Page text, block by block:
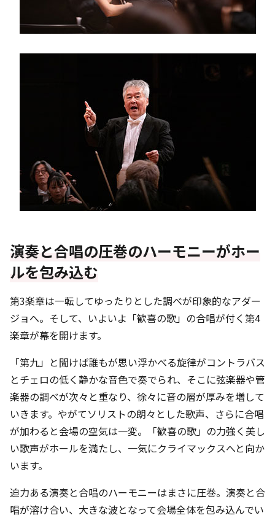
演奏と合唱の圧巻のハーモニーがホー
ルを包み込む
第3楽章は一転してゆったりとした調べが印象的なアダー
ジョへ。そして、いよいよ「歓喜の歌」の合唱が付く第4
楽章が幕を開けます。
「第九」と聞けば誰もが思い浮かべる旋律がコントラバス
とチェロの低く静かな音色で奏でられ、そこに弦楽器や管
楽器の調べが次々と重なり、徐々に音の層が厚みを増して
いきます。やがてソリストの朗々とした歌声、さらに合唱
が加わると会場の空気は一変。「歓喜の歌」の力強く美し
い歌声がホールを満たし、一気にクライマックスへと向か
います。
迫力ある演奏と合唱のハーモニーはまさに圧巻。演奏と合
唱が溶け合い、大きな波となって会場全体を包み込んでい